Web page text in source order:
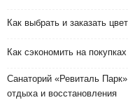
Как выбрать и заказать
Как сэкономить на покупках
Санаторий «Ревиталь
отдыха и восстановления